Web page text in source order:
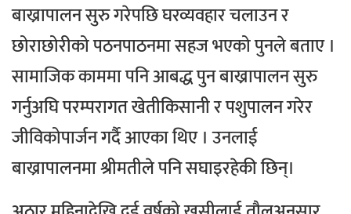
बाख्रापालन सुरु गरेपछि घरव्यवहार चलाउन र
छोराछोरीको पठनपाठनमा सहज भएको पुनले बताए ।
सामाजिक काममा पनि आबद्ध पुन बाख्रापालन सुरु
गर्नुअघि परम्परागत खेतीकिसानी र पशुपालन गरेर
जीविकोपार्जन गर्दै आएका थिए । उनलाई
बाख्रापालनमा श्रीमतीले पनि सघाइरहेकी छिन्।